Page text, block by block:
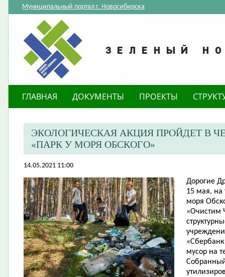
Муниципальный портал г. Новосибирска
ГЛАВНАЯ ДОКУМЕНТЫ ПРОЕКТЫ
ЭКОЛОГИЧЕСКАЯ АКЦИЯ ПРОЙДЕТ В
«ПАРК У МОРЯ ОБСКОГО»
14.05.2021 11:00
Дорогие
15 мая, на
моря
«Очистим
мусор на